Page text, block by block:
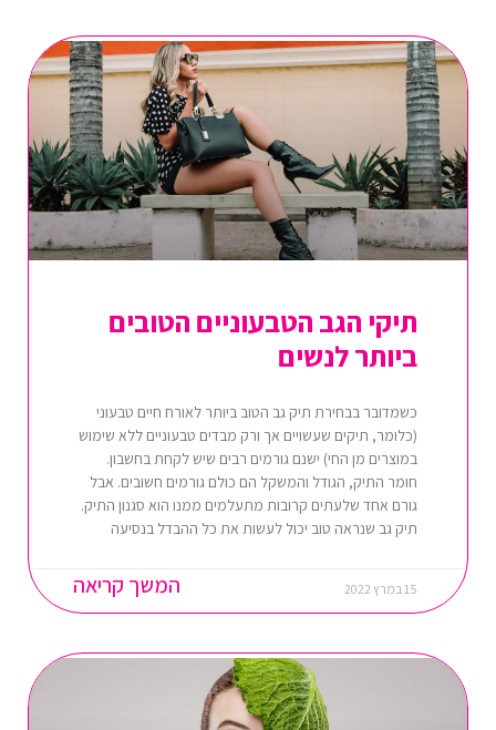
תיקי הגב הטבעוניים הטובים
ביותר לנשים
כשמדובר בבחירת תיק גב הטוב ביותר לאורח חיים טבעוני
(כלומר, תיקים שעשויים אך ורק מבדים טבעוניים ללא שימוש
במוצרים מן החי) ישנם גורמים רבים שיש לקחת בחשבון.
חומר התיק, הגודל והמשקל הם כולם גורמים חשובים. אבל
גורם אחד שלעתים קרובות מתעלמים ממנו הוא סגנון התיק.
תיק גב שנראה טוב יכול לעשות את כל ההבדל בנסיעה
המשך קריאה 15 במרץ 2022